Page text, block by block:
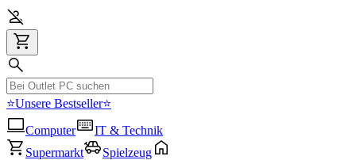
⭐Unsere Bestseller⭐
Computer
IT & Technik
Supermarkt
Spielzeug